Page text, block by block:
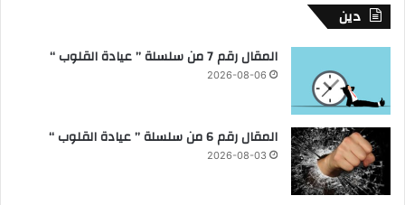
دين
المقال رقم 7 من سلسلة ” عيادة القلوب “
2026-08-06
المقال رقم 6 من سلسلة ” عيادة القلوب “
2026-08-03